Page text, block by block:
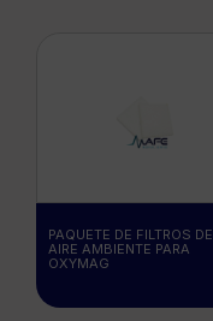
PAQUETE DE FILTROS DE
AIRE AMBIENTE PARA
OXYMAG